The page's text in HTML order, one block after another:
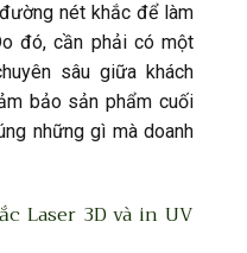
nét khắc để làm
đó, cần phải có một
sâu giữa khách
bảo sản phẩm cuối
những gì mà doanh
Laser 3D và in UV